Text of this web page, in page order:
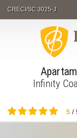
CRECI/SC 3025-J
Infinity
5 /